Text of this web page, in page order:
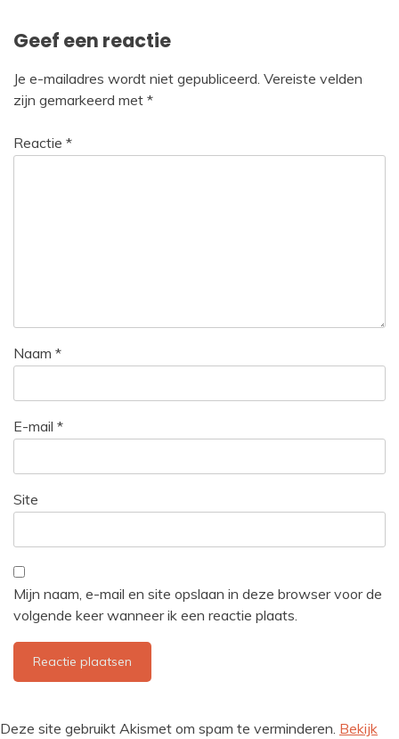
Geef een reactie
Je e-mailadres wordt niet gepubliceerd. Vereiste velden
zijn gemarkeerd met *
Reactie *
Naam *
E-mail *
Site
Mijn naam, e-mail en site opslaan in deze browser voor de
volgende keer wanneer ik een reactie plaats.
Deze site gebruikt Akismet om spam te verminderen. Bekijk